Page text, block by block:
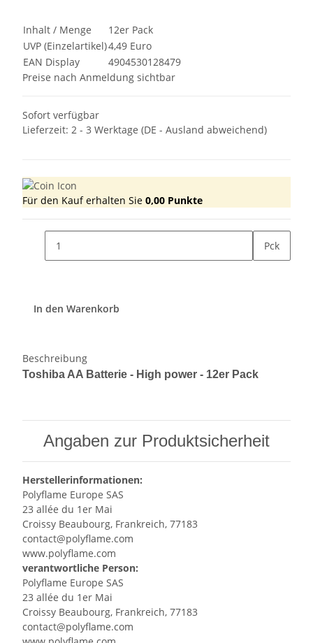
Inhalt / Menge
12er Pack
UVP (Einzelartikel)4,49 Euro
EAN Display
4904530128479
Preise nach Anmeldung sichtbar
Sofort verfügbar
Lieferzeit: 2 - 3 Werktage (DE - Ausland abweichend)
Für den Kauf erhalten Sie 0,00 Punkte
Pck
In den Warenkorb
Beschreibung
Toshiba AA Batterie - High power - 12er Pack
Angaben zur Produktsicherheit
Herstellerinformationen:
Polyflame Europe SAS
23 allée du 1er Mai
Croissy Beaubourg, Frankreich, 77183
contact@polyflame.com
www.polyflame.com
verantwortliche Person:
Polyflame Europe SAS
23 allée du 1er Mai
Croissy Beaubourg, Frankreich, 77183
contact@polyflame.com